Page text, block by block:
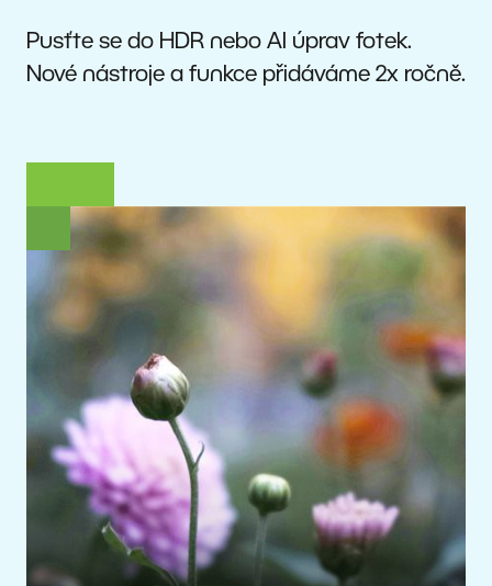
Pusťte se do HDR nebo AI úprav fotek.
Nové nástroje a funkce přidáváme 2x ročně.